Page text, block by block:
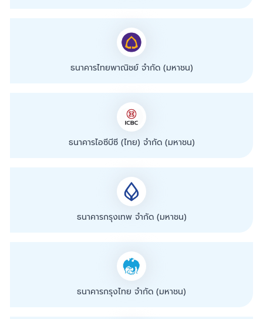
ธนาคารไทยพาณิชย์ จำกัด (มหาชน)
ธนาคารไอซีบีซี (ไทย) จำกัด (มหาชน)
ธนาคารกรุงเทพ จำกัด (มหาชน)
ธนาคารกรุงไทย จำกัด (มหาชน)